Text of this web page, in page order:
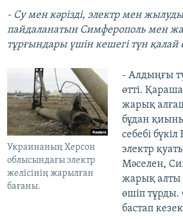
- Су мен кәрізді, электр мен жылуды
пайдаланатын Симферополь мен
тұрғындары үшін кешегі түн қалай
Украинаның Херсон
облысындағы электр
желісінің жарылған
бағаны.
- Алдыңғы
өтті.
жарық
бұдан
себебі
электр
Мәселен,
жарық алты
өшіп
бастап